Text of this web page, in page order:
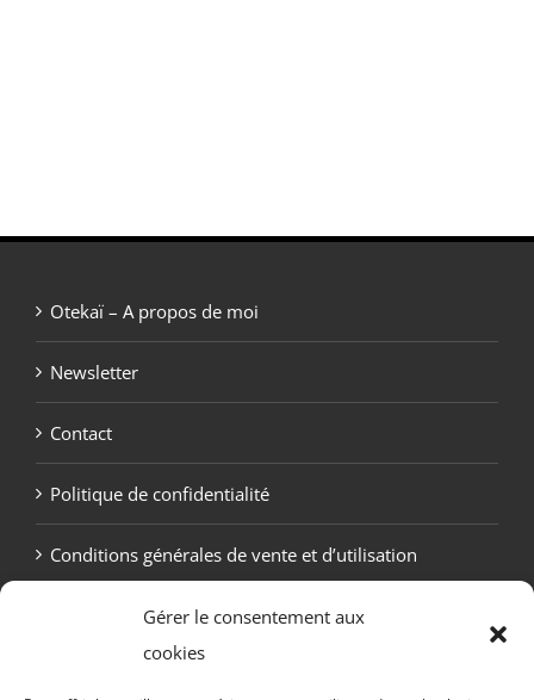
Gérer le consentement aux
cookies
Otekaï – A propos de moi
Newsletter
Contact
Politique de confidentialité
Conditions générales de vente et d’utilisation
Politique de cookies (UE)